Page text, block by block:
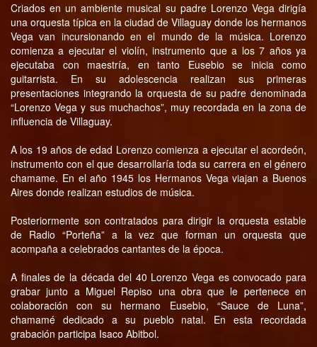
Criados en un ambiente musical su padre Lorenzo Vega dirigía
una orquesta típica en la ciudad de Villaguay donde los hermanos
Vega van incursionando en el mundo de la música. Lorenzo
comienza a ejecutar el violín, instrumento que a los 7 años ya
ejecutaba con maestría, en tanto Eusebio se inicia como
guitarrista. En su adolescencia realizan sus primeras
presentaciones integrando la orquesta de su padre denominada
“Lorenzo Vega y sus muchachos”, muy recordada en la zona de
influencia de Villaguay.
A los 19 años de edad Lorenzo comienza a ejecutar el acordeón,
instrumento con el que desarrollaría toda su carrera en el género
chamame. En el año 1945 los Hermanos Vega viajan a Buenos
Aires donde realizan estudios de música.
Posteriormente son contratados para dirigir la orquesta estable
de Radio “Porteña” a la vez que forman un orquesta que
acompaña a celebrados cantantes de la época.
A finales de la década del 40 Lorenzo Vega es convocado para
grabar junto a Miguel Repiso una obra que le pertenece en
colaboración con su hermano Eusebio, “Sauce de Luna”,
chamamé dedicado a su pueblo natal. En esta recordada
grabación participa Isaco Abitbol.